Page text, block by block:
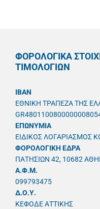
ΦΟΡΟΛΟΓΙΚΑ
ΤΙΜΟΛΟΓΙΩΝ
IBAN
ΕΘΝΙΚΗ ΤΡΑΠΕΖΑ ΤΗΣ
ΕΠΩΝΥΜΙΑ
ΕΙΔΙΚΟΣ ΛΟΓΑΡΙΑΣΜΟΣ
ΦΟΡΟΛΟΓΙΚΗ ΕΔΡΑ
ΠΑΤΗΣΙΩΝ 42, 10682
A.Φ.Μ.
099793475
Δ.Ο.Υ.
ΚΕΦΟΔΕ ΑΤΤΙΚΗΣ